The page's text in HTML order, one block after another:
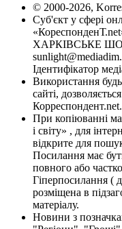
© 2000-2026,
Суб'єкт у сфері
ХАРКІВСЬКЕ
Ідентифікатор
Використання
сайті,
Корреспондент.net.
При копіюванні
і світу» , для
відкрите для
Посилання має
повного або
Гіперпосилання (
розміщена в
матеріалу.
Новини з